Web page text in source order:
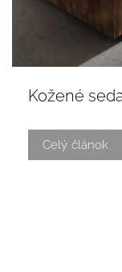
Kožené
Celý článok